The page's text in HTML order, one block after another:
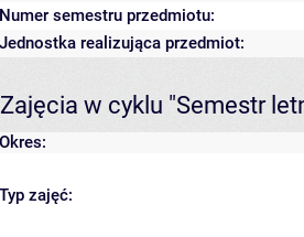
Numer semestru przedmiotu:
Jednostka realizująca przedmiot:
Zajęcia w cyklu "Semestr
Okres:
Typ zajęć: